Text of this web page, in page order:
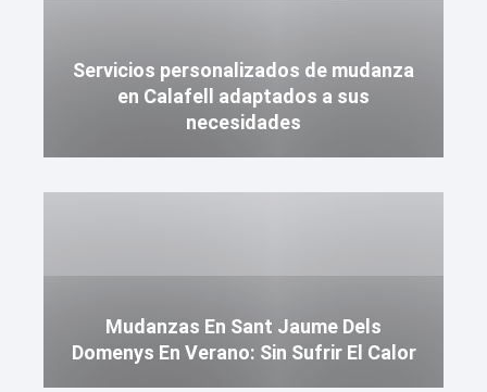
Servicios personalizados de mudanza
en Calafell adaptados a sus
necesidades
Mudanzas En Sant Jaume Dels
Domenys En Verano: Sin Sufrir El Calor